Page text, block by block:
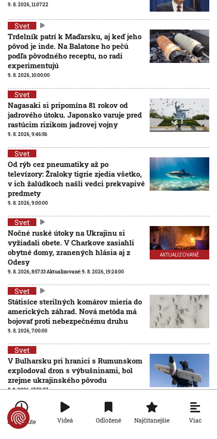
9. 8. 2026, 11:07:22
Svet
Trdelník patrí k Maďarsku, aj keď jeho
pôvod je inde. Na Balatone ho pečú
podľa pôvodného receptu, no radi
experimentujú
9. 8. 2026, 10:00:00
Svet
Nagasaki si pripomína 81 rokov od
jadrového útoku. Japonsko varuje pred
rastúcim rizikom jadrovej vojny
9. 8. 2026, 9:46:56
Svet
Od rýb cez pneumatiky až po
televízory: Žraloky tigrie zjedia všetko,
v ich žalúdkoch našli vedci prekvapivé
predmety
9. 8. 2026, 9:00:00
AKTUALIZOVANÉ
Svet
Nočné ruské útoky na Ukrajinu si
vyžiadali obete. V Charkove zasiahli
obytné domy, zranených hlásia aj z
Odesy
9. 8. 2026, 8:57:33Aktualizované:9. 8. 2026, 19:24:00
Svet
Státisíce sterilných komárov mieria do
amerických záhrad. Nová metóda má
bojovať proti nebezpečnému druhu
9. 8. 2026, 7:00:00
Svet
V Bulharsku pri hranici s Rumunskom
explodoval dron s výbušninami, bol
zrejme ukrajinského pôvodu
8. 8. 2026, 17:52:27
Po minúte Videá Odložené Najčítanejšie Viac